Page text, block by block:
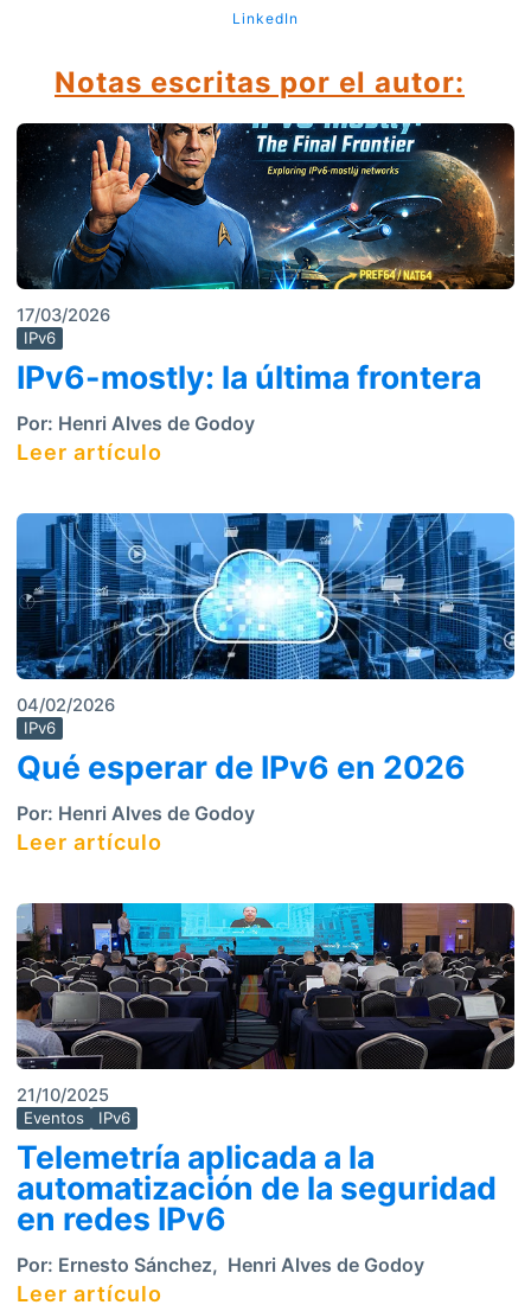
LinkedIn
Notas escritas por el autor:
17/03/2026
IPv6
IPv6-mostly: la última frontera
Por: Henri Alves de Godoy
Leer artículo
04/02/2026
IPv6
Qué esperar de IPv6 en 2026
Por: Henri Alves de Godoy
Leer artículo
21/10/2025
Eventos IPv6
Telemetría aplicada a la
automatización de la seguridad
en redes IPv6
Por: Ernesto Sánchez, Henri Alves de Godoy
Leer artículo